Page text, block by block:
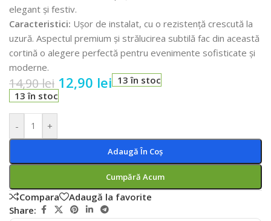
elegant și festiv.
Caracteristici: Ușor de instalat, cu o rezistență crescută la
uzură. Aspectul premium și strălucirea subtilă fac din această
cortină o alegere perfectă pentru evenimente sofisticate și
moderne.
14,90lei 12,90 lei 13 în stoc
13 în stoc
- +
Adaugă În Coș
Cumpără Acum
Compara
Adaugă la favorite
Share: